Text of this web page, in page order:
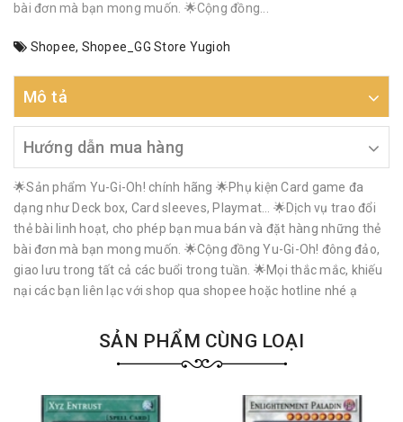
bài đơn mà bạn mong muốn. 🌟Cộng đồng...
Shopee, Shopee_GG Store Yugioh
Mô tả
Hướng dẫn mua hàng
🌟Sản phẩm Yu-Gi-Oh! chính hãng 🌟Phụ kiện Card game đa
dạng như Deck box, Card sleeves, Playmat… 🌟Dịch vụ trao đổi
thẻ bài linh hoạt, cho phép bạn mua bán và đặt hàng những thẻ
bài đơn mà bạn mong muốn. 🌟Cộng đồng Yu-Gi-Oh! đông đảo,
giao lưu trong tất cả các buổi trong tuần. 🌟Mọi thắc mắc, khiếu
nại các bạn liên lạc với shop qua shopee hoặc hotline nhé ạ
SẢN PHẨM CÙNG LOẠI